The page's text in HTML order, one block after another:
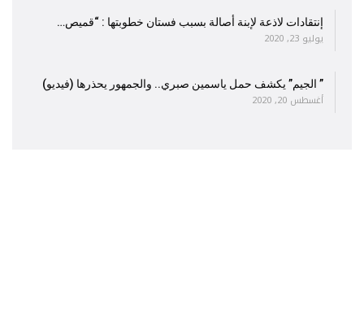
إنتقادات لاذعة لإبنة أصالة بسبب فستان خطوبتها : “قميص…
يوليو 23, 2020
” الجيم” يكشف حمل ياسمين صبري.. والجمهور يحذرها (فيديو)
أغسطس 20, 2020